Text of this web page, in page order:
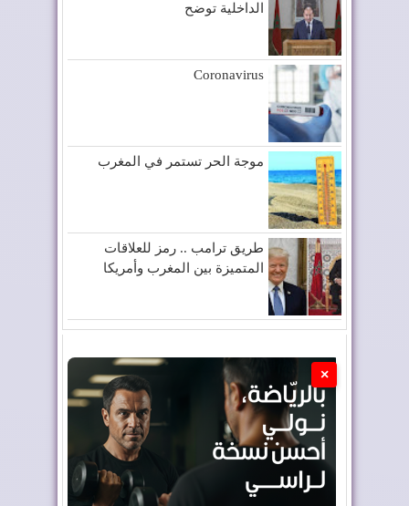
الداخلية توضح
Coronavirus
موجة الحر تستمر في المغرب
طريق ترامب .. رمز للعلاقات
المتميزة بين المغرب وأمريكا
×